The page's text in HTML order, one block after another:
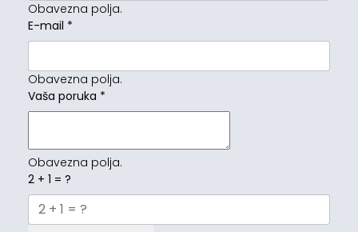
Obavezna polja.
E-mail *
Obavezna polja.
Vaša poruka *
Obavezna polja.
2 + 1 = ?